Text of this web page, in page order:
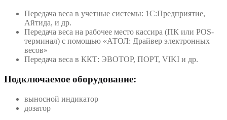
Передача веса в учетные системы: 1С:Предприятие,
Айтида, и др.
Передача веса на рабочее место кассира (ПК или POS-
терминал) с помощью «АТОЛ: Драйвер электронных
весов»
Передача веса в ККТ: ЭВОТОР, ПОРТ, VIKI и др.
Подключаемое оборудование:
выносной индикатор
дозатор